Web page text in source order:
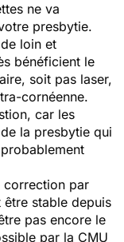
ne va
presbytie.
loin et
bénéficient le
soit pas laser,
cornéenne.
car les
la presbytie qui
correction par
stable depuis
pas encore le
par la CMU